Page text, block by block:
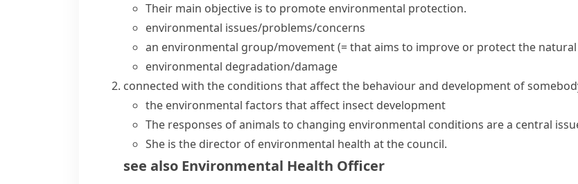
Their main objective is to promote environmental protection.
environmental issues/problems/concerns
an environmental group/movement(= that aims to improve or protect the
environmental degradation/damage
connected with the conditions that affect the behaviour and development of
the environmental factors that affect insect development
The responses of animals to changing environmental conditions are a central
She is the director of environmental health at the council.
see also Environmental Health Officer